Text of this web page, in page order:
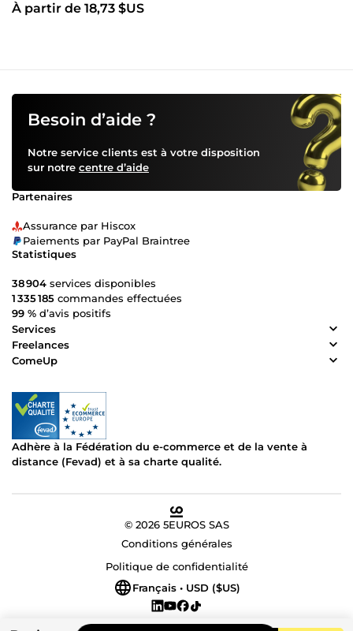
À partir de 18,73 $US
Besoin d’aide ?
Notre service clients est à votre disposition
sur notre centre d’aide
Partenaires
Assurance par Hiscox
Paiements par PayPal Braintree
Statistiques
38 904 services disponibles
1 335 185 commandes effectuées
99 % d’avis positifs
Services
Freelances
ComeUp
Adhère à la Fédération du e-commerce et de la vente à
distance (Fevad) et à sa charte qualité.
© 2026 5EUROS SAS
Conditions générales
Politique de confidentialité
Français • USD ($US)